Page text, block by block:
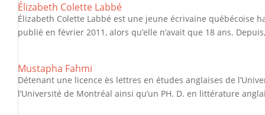
Élizabeth Colette Labbé
Élizabeth Colette Labbé est une jeune écrivaine québécoise
publié en février 2011, alors qu’elle n’avait que 18 ans.
Mustapha Fahmi
Détenant une licence ès lettres en études anglaises de
l’Université de Montréal ainsi qu’un PH. D. en littérature